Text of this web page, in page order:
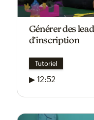
Générer des
d’inscription
Tutoriel
▶ 12:52